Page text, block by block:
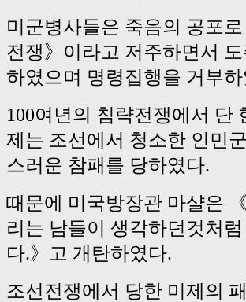
미군병사들은 죽음의 공포
전쟁》이라고 저주하면서
하였으며 명령집행을 거부
100여년의 침략전쟁에서 단
제는 조선에서 청소한 인민
스러운 참패를 당하였다.
때문에 미국방장관 마샬은
리는 남들이 생각하던것처
다.》고 개탄하였다.
조선전쟁에서 당한 미제의